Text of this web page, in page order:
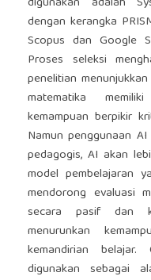
dengan kerangka
Scopus dan Google
Proses seleksi
penelitian
matematika
kemampuan berpikir
Namun penggunaan
pedagogis, AI akan
model pembelajaran
mendorong evaluasi
secara pasif dan
menurunkan
kemandirian
digunakan sebagai